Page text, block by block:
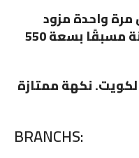
واحدة مزود
ببطارية داخلية قوية مشحونة مسبقًا بسعة 550
نكهة ممتازة
BRANCHS: